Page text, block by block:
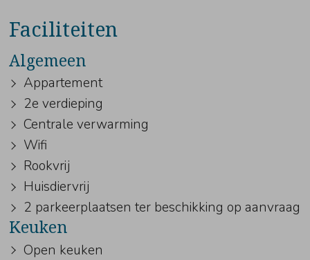
Faciliteiten
Algemeen
Appartement
2e verdieping
Centrale verwarming
Wifi
Rookvrij
Huisdiervrij
2 parkeerplaatsen ter beschikking op aanvraag
Keuken
Open keuken